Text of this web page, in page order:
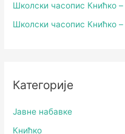
Школски часопис Книћко
Школски часопис Книћко –
Категорије
Јавне набавке
Книћко